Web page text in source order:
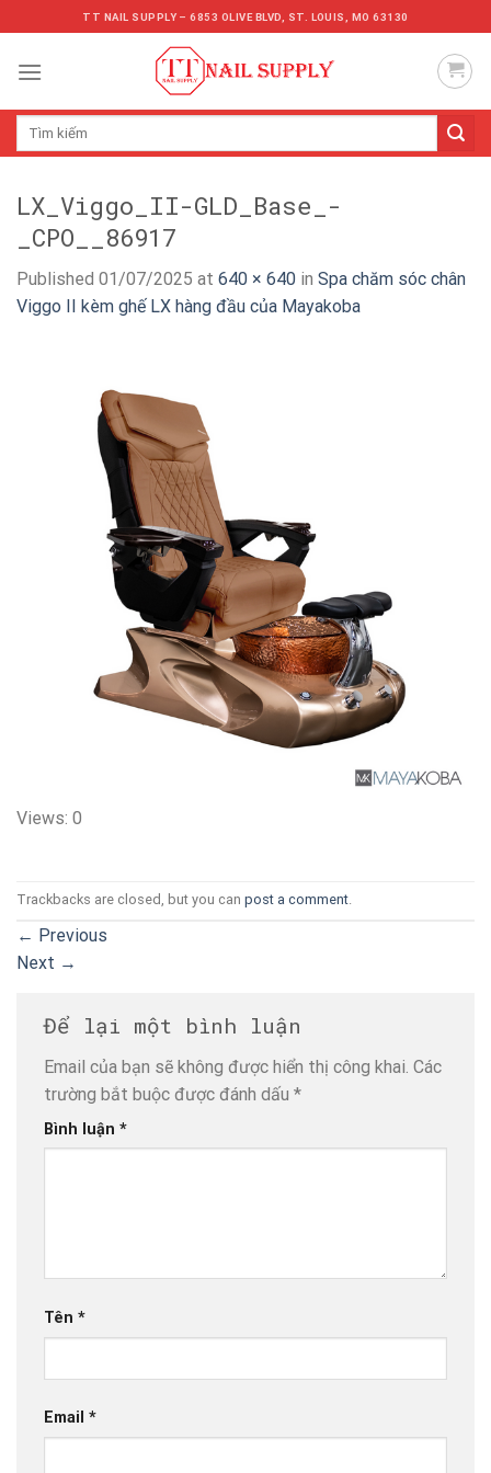
to
content
TT NAIL SUPPLY – 6853 OLIVE BLVD, ST. LOUIS, MO 63130
Tìm
LX_Viggo_II-GLD_Base_-
_CPO__86917
Published 01/07/2025 at 640 × 640 in Spa chăm sóc chân
Viggo II kèm ghế LX hàng đầu của Mayakoba
Views: 0
Trackbacks are closed, but you can post a comment.
← Previous
Next →
Để lại một bình luận
Email của bạn sẽ không được hiển thị công khai. Các
trường bắt buộc được đánh dấu *
Bình luận *
Tên *
Email *